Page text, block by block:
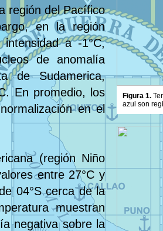
región del Pacífico
en la región
a -1°C,
de anomalía
de Sudamerica,
En promedio, los
en el
(región Niño
entre 27°C y
04°S cerca de la
muestran
negativa sobre la
Figura 1.
azul son